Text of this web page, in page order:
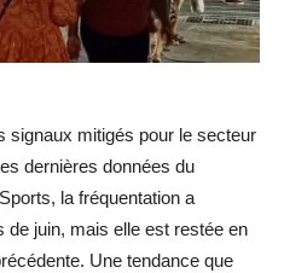
signaux mitigés pour le secteur
dernières données du
la fréquentation a
de juin, mais elle est restée en
Une tendance que